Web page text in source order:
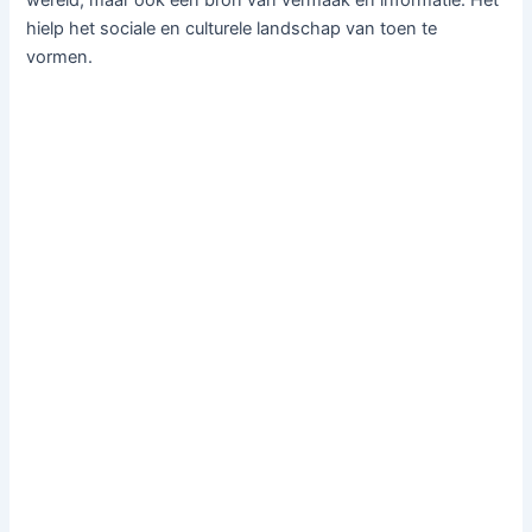
hielp het sociale en culturele landschap van toen te
vormen.